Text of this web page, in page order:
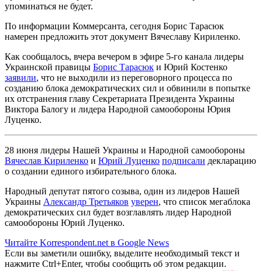
упоминаться не будет.
По информации Коммерсанта, сегодня Борис Тарасюк
намерен предложить этот документ Вячеславу Кириленко.
Как сообщалось, вчера вечером в эфире 5-го канала лидеры
Украинской правицы Борис Тарасюк и Юрий Костенко
заявили, что не выходили из переговорного процесса по
созданию блока демократических сил и обвинили в попытке
их отстранения главу Секретариата Президента Украины
Виктора Балогу и лидера Народной самообороны Юрия
Луценко.
28 июня лидеры Нашей Украины и Народной самообороны
Вячеслав Кириленко и Юрий Луценко подписали декларацию
о создании единого избирательного блока.
Народный депутат пятого созыва, один из лидеров Нашей
Украины Александр Третьяков уверен, что список мегаблока
демократических сил будет возглавлять лидер Народной
самообороны Юрий Луценко.
Читайте Korrespondent.net в Google News
Если вы заметили ошибку, выделите необходимый текст и
нажмите Ctrl+Enter, чтобы сообщить об этом редакции.